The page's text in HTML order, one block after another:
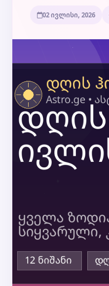
02 ივლისი, 2026